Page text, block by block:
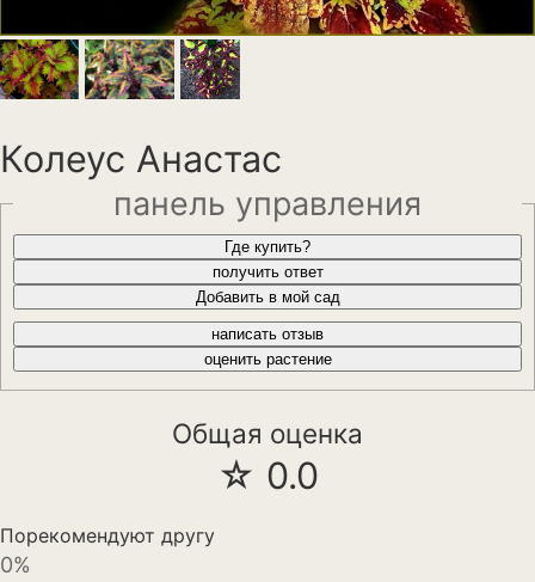
Астильба
Бархатцы
Георгины
Герань
Гладиолус
Декоративный лук
Колеус Анастас
панель управления
Где купить?
получить ответ
Добавить в мой сад
написать отзыв
оценить растение
Общая оценка
☆ 0.0
Порекомендуют другу
0%